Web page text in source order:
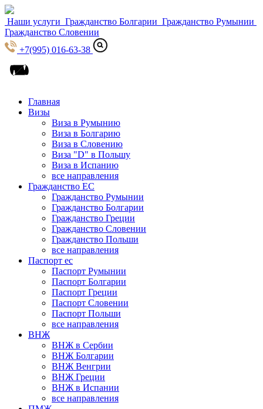
Наши услуги Гражданство Болгарии Гражданство Румынии
Гражданство Словении
+7(995) 016-63-38
Главная
Визы
Виза в Румынию
Виза в Болгарию
Виза в Словению
Виза "D" в Польшу
Виза в Испанию
все направления
Гражданство ЕС
Гражданство Румынии
Гражданство Болгарии
Гражданство Греции
Гражданство Словении
Гражданство Польши
все направления
Паспорт ес
Паспорт Румынии
Паспорт Болгарии
Паспорт Греции
Паспорт Словении
Паспорт Польши
все направления
ВНЖ
ВНЖ в Сербии
ВНЖ Болгарии
ВНЖ Венгрии
ВНЖ Греции
ВНЖ в Испании
все направления